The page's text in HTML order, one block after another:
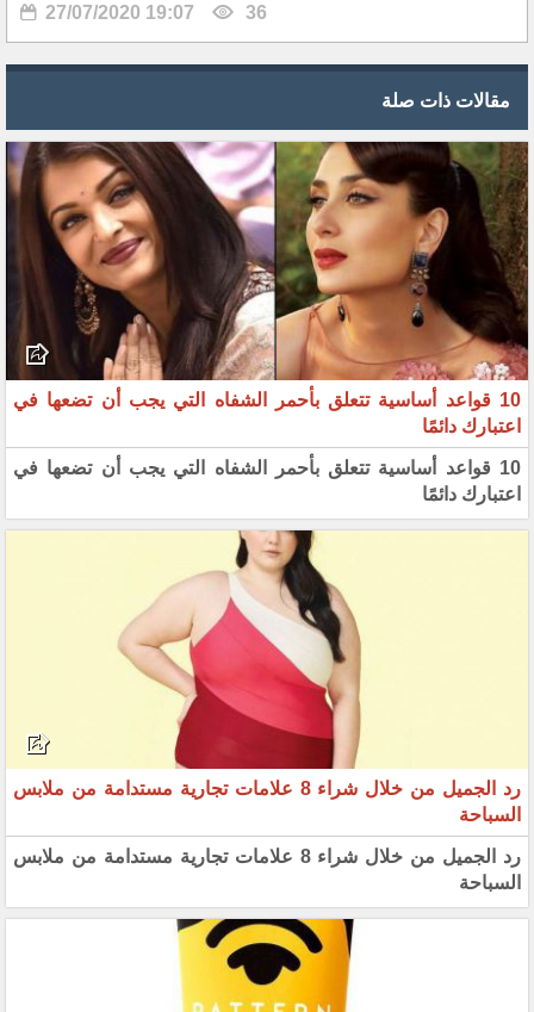
27/07/2020 19:07 36
مقالات ذات صلة
10 قواعد أساسية تتعلق بأحمر الشفاه التي يجب أن تضعها في
اعتبارك دائمًا
10 قواعد أساسية تتعلق بأحمر الشفاه التي يجب أن تضعها في
اعتبارك دائمًا
رد الجميل من خلال شراء 8 علامات تجارية مستدامة من ملابس
السباحة
رد الجميل من خلال شراء 8 علامات تجارية مستدامة من ملابس
السباحة